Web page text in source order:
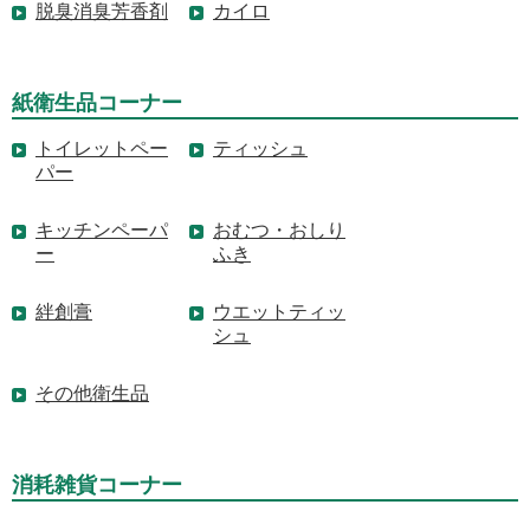
脱臭消臭芳香剤 カイロ
紙衛生品コーナー
トイレットペー
パー
ティッシュ
キッチンペーパ
ー
おむつ・おしり
ふき
絆創膏
ウエットティッ
シュ
その他衛生品
消耗雑貨コーナー